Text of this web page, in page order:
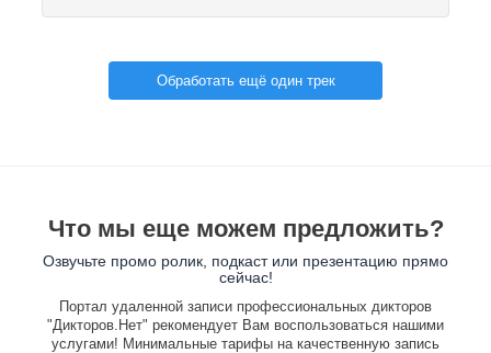
Обработать ещё один трек
Что мы еще можем предложить?
Озвучьте промо ролик, подкаст или презентацию прямо
сейчас!
Портал удаленной записи профессиональных дикторов
"Дикторов.Нет" рекомендует Вам воспользоваться нашими
услугами! Минимальные тарифы на качественную запись